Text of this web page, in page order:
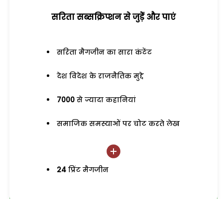
सरिता सब्सक्रिप्शन से जुड़ेें और पाएं
सरिता मैगजीन का सारा कंटेंट
देश विदेश के राजनैतिक मुद्दे
7000 से ज्यादा कहानियां
समाजिक समस्याओं पर चोट करते लेख
24 प्रिंट मैगजीन